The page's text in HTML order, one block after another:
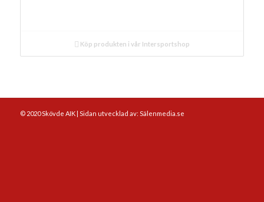
Köp produkten i vår Intersportshop
© 2020 Skövde AIK | Sidan utvecklad av: Sälenmedia.se